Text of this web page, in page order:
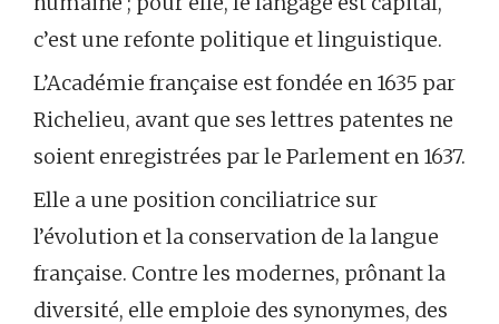
c’est une refonte politique et linguistique.
L’Académie française est fondée en 1635 par
Richelieu, avant que ses lettres patentes ne
soient enregistrées par le Parlement en 1637.
Elle a une position conciliatrice sur
l’évolution et la conservation de la langue
française. Contre les modernes, prônant la
diversité, elle emploie des synonymes, des